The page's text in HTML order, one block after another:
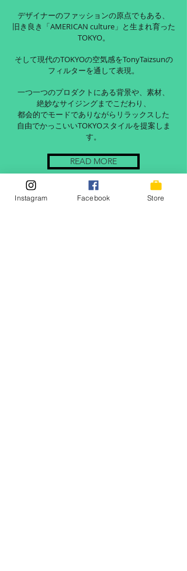
デザイナーのファッションの原点でもある、
旧き良き「AMERICAN culture」と生まれ育った
TOKYO。
そして現代のTOKYOの空気感をTonyTaizsunの
フィルターを通して表現。
一つ一つのプロダクトにある背景や、素材、
絶妙なサイジングまでこだわり、
都会的でモードでありながらリラックスした
自由でかっこいいTOKYOスタイルを提案しま
す。
READ MORE
Instagram Facebook Store